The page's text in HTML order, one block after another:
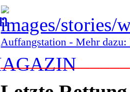
Auffangstation - Mehr